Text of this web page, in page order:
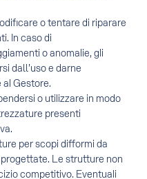
o tentare di riparare
In caso di
o anomalie, gli
dall’uso e darne
Gestore.
o utilizzare in modo
presenti
per scopi difformi da
Le strutture non
competitivo. Eventuali